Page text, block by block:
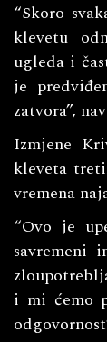
“Skoro
klevetu
ugleda i
je
zatvora”,
Izmjene
kleveta
vremena
“Ovo je
i mi ćemo